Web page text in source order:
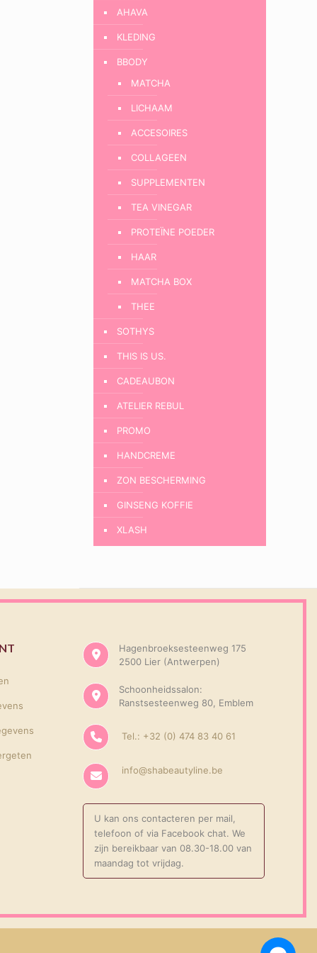
AHAVA
KLEDING
BBODY
MATCHA
LICHAAM
ACCESOIRES
COLLAGEEN
SUPPLEMENTEN
TEA VINEGAR
PROTEÏNE POEDER
HAAR
MATCHA BOX
THEE
SOTHYS
THIS IS US.
CADEAUBON
ATELIER REBUL
PROMO
HANDCREME
ZON BESCHERMING
GINSENG KOFFIE
XLASH
Hagenbroeksesteenweg 175
2500 Lier (Antwerpen)
Schoonheidssalon:
Ranstsesteenweg 80, Emblem
Tel.: +32 (0) 474 83 40 61
info@shabeautyline.be
U kan ons contacteren per mail,
telefoon of via Facebook chat. We
zijn bereikbaar van 08.30-18.00 van
maandag tot vrijdag.